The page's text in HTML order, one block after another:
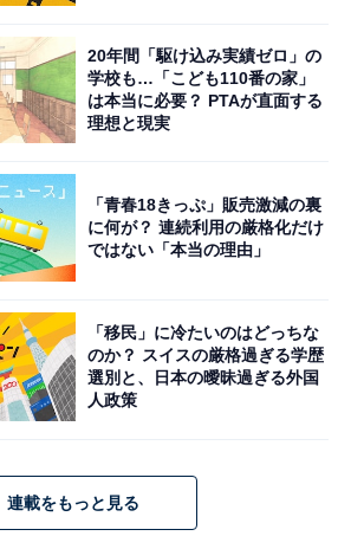
している？
(A16)は写真編集に適しているとい
る理由
チップ搭載で、写真やビデオ編
プレイ: 11インチLiquid Retinaディ
ピクセル）で細部まで鮮明に表示
の色温度に合わせてディスプレイを
認が可能
フロント・バックカメラで撮影から
20年間「駆け込み実績ゼロ」の
学校も…「こども110番の家」
は本当に必要？ PTAが直面する
理想と現実
「青春18きっぷ」販売激減の裏
に何が？ 連続利用の厳格化だけ
ではない「本当の理由」
「移民」に冷たいのはどっちな
のか？ スイスの厳格過ぎる学歴
選別と、日本の曖昧過ぎる外国
人政策
連載をもっと見る